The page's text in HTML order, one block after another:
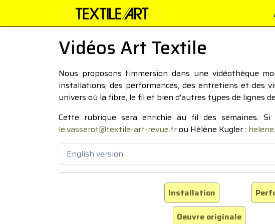
Vidéos Art Textile
Nous proposons l’immersion dans une vidéothèque
installations, des performances, des entretiens et des
univers où la fibre, le fil et bien d’autres types de lignes
Cette rubrique sera enrichie au fil des semaines.
le.vasserot@textile-art-revue.frou Hélène Kugler :
English version
Installation
Oeuvre originale